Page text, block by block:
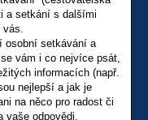
a setkání s dalšími
vás.
osobní setkávání a
vám i co nejvíce psát,
informacích (např.
nejlepší a jak je
na něco pro radost či
vaše odpovědi.